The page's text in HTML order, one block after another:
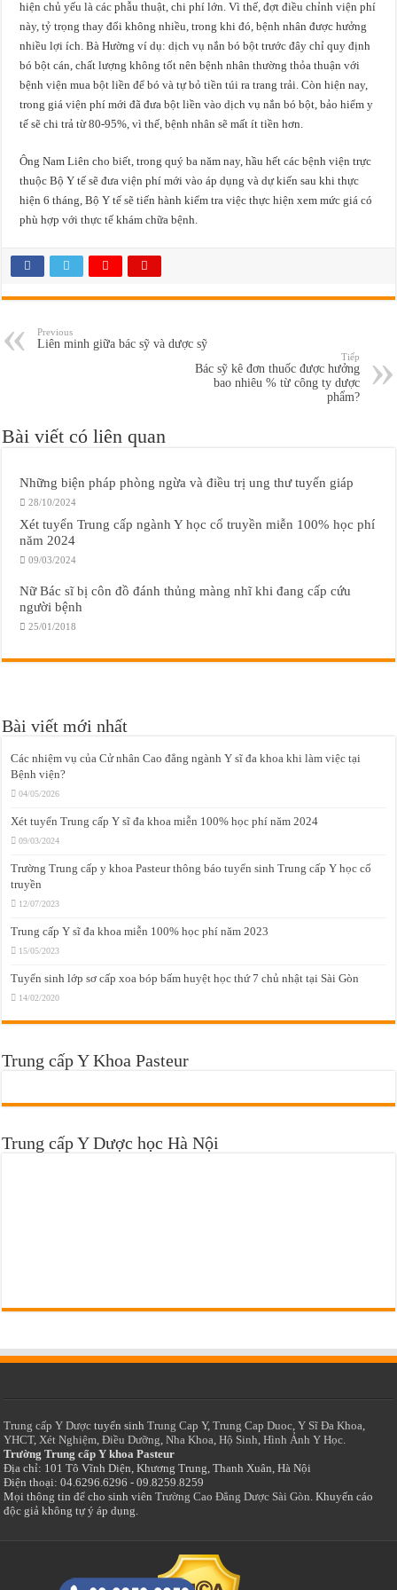
hiện chủ yếu là các phẫu thuật, chi phí lớn. Vì thế, đợt điều chỉnh viện phí
này, tỷ trọng thay đổi không nhiều, trong khi đó, bệnh nhân được hưởng
nhiều lợi ích. Bà Hường ví dụ: dịch vụ nắn bó bột trước đây chỉ quy định
bó bột cán, chất lượng không tốt nên bệnh nhân thường thỏa thuận với
bệnh viện mua bột liền để bó và tự bỏ tiền túi ra trang trải. Còn hiện nay,
trong giá viện phí mới đã đưa bột liền vào dịch vụ nắn bó bột, bảo hiểm y
tế sẽ chi trả từ 80-95%, vì thế, bệnh nhân sẽ mất ít tiền hơn.
Ông Nam Liên cho biết, trong quý ba năm nay, hầu hết các bệnh viện trực
thuộc Bộ Y tế sẽ đưa viện phí mới vào áp dụng và dự kiến sau khi thực
hiện 6 tháng, Bộ Y tế sẽ tiến hành kiểm tra việc thực hiện xem mức giá có
phù hợp với thực tế khám chữa bệnh.
Previous
Liên minh giữa bác sỹ và dược sỹ
Tiếp
Bác sỹ kê đơn thuốc được hưởng
bao nhiêu % từ công ty dược
phẩm?
Bài viết có liên quan
Những biện pháp phòng ngừa và điều trị ung thư tuyến giáp
28/10/2024
Xét tuyển Trung cấp ngành Y học cổ truyền miễn 100% học phí
năm 2024
09/03/2024
Nữ Bác sĩ bị côn đồ đánh thủng màng nhĩ khi đang cấp cứu
người bệnh
25/01/2018
Bài viết mới nhất
Các nhiệm vụ của Cử nhân Cao đẳng ngành Y sĩ đa khoa khi làm việc tại
Bệnh viện?
04/05/2026
Xét tuyển Trung cấp Y sĩ đa khoa miễn 100% học phí năm 2024
09/03/2024
Trường Trung cấp y khoa Pasteur thông báo tuyển sinh Trung cấp Y học cổ
truyền
12/07/2023
Trung cấp Y sĩ đa khoa miễn 100% học phí năm 2023
15/05/2023
Tuyển sinh lớp sơ cấp xoa bóp bấm huyệt học thứ 7 chủ nhật tại Sài Gòn
14/02/2020
Trung cấp Y Khoa Pasteur
Trung cấp Y Dược học Hà Nội
Trung cấp Y Dược tuyển sinhTrung Cap Y,Trung Cap Duoc,Y Sĩ Đa Khoa,
YHCT,Xét Nghiệm,Điều Dưỡng,Nha Khoa,Hộ Sinh,Hình Ảnh Y Học.
Trường Trung cấp Y khoa Pasteur
Địa chỉ: 101 Tô Vĩnh Diện, Khương Trung, Thanh Xuân, Hà Nội
Điện thoại: 04.6296.6296 - 09.8259.8259
Mọi thông tin để cho sinh viênTrường Cao Đẳng Dược Sài Gòn. Khuyến cáo
độc giả không tự ý áp dụng.